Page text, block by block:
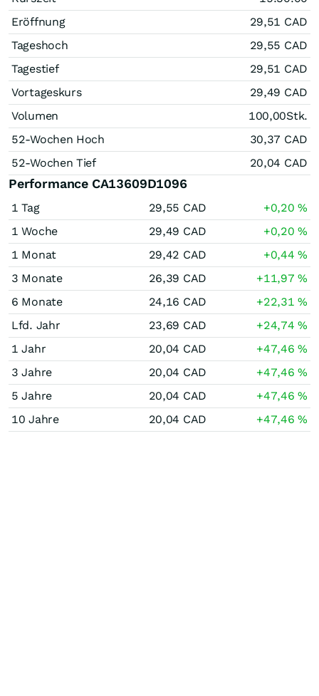
Eröffnung
29,51 CAD
Tageshoch
29,55 CAD
Tagestief
29,51 CAD
Vortageskurs
29,49 CAD
Volumen
100,00Stk.
52-Wochen Hoch
30,37 CAD
52-Wochen Tief
20,04 CAD
Performance CA13609D1096
1 Tag 29,55 CAD +0,20%
1 Woche
29,49 CAD +0,20%
1 Monat
29,42 CAD +0,44%
3 Monate
26,39 CAD +11,97%
6 Monate
24,16 CAD +22,31%
Lfd. Jahr
23,69 CAD +24,74%
1 Jahr
20,04 CAD +47,46%
3 Jahre
20,04 CAD +47,46%
5 Jahre
20,04 CAD +47,46%
10 Jahre
20,04 CAD +47,46%